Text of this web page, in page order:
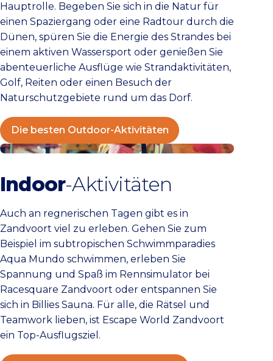
Hauptrolle. Begeben Sie sich in die Natur für
einen Spaziergang oder eine Radtour durch die
Dünen, spüren Sie die Energie des Strandes bei
einem aktiven Wassersport oder genießen Sie
abenteuerliche Ausflüge wie Strandaktivitäten,
Golf, Reiten oder einen Besuch der
Naturschutzgebiete rund um das Dorf.
Die besten Outdoor-Aktivitäten
Die besten Aktivitäten für drinnen
Indoor-Aktivitäten
Auch an regnerischen Tagen gibt es in
Zandvoort viel zu erleben. Gehen Sie zum
Beispiel im subtropischen Schwimmparadies
Aqua Mundo schwimmen, erleben Sie
Spannung und Spaß im Rennsimulator bei
Racesquare Zandvoort oder entspannen Sie
sich in Billies Sauna. Für alle, die Rätsel und
Teamwork lieben, ist Escape World Zandvoort
ein Top-Ausflugsziel.